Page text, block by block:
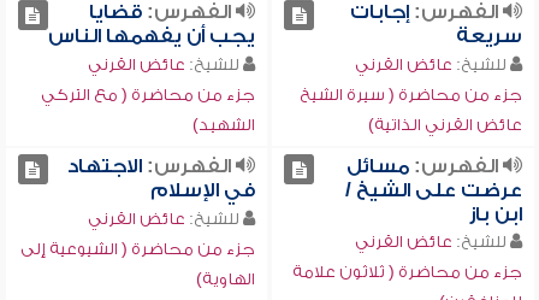
الفهرس:إجابات
سريعة
للشيخ: عائض القرني
جزء من محاضرة ( سيرة الشيخ
عائض القرني الذاتية)
الفهرس:قضايا
يجب أن يفهمها الناس
للشيخ: عائض القرني
جزء من محاضرة ( مع التركي
الشهيد)
الفهرس:مسائل
عرضت على الشيخ /
ابن باز
للشيخ: عائض القرني
جزء من محاضرة ( ثلاثون علامة
الفهرس:الاجتهاد
في الإسلام
للشيخ: عائض القرني
جزء من محاضرة ( الشيوعية إلى
الهاوية)